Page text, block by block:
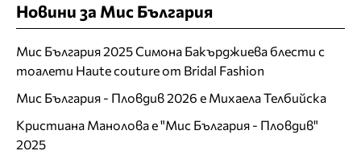
Новини за Мис България
Мис България 2025 Симона Бакърджиева блести с
тоалети Haute couture от Bridal Fashion
Мис България - Пловдив 2026 е Михаела Телбийска
Кристиана Манолова е "Мис България - Пловдив"
2025